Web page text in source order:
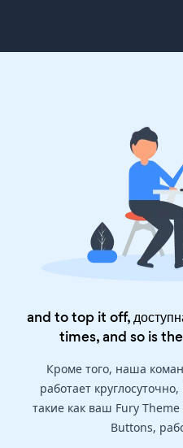
and to top it off,
times, and so is the
Кроме того, наша
работает
такие как ваш Fury
Buttons,